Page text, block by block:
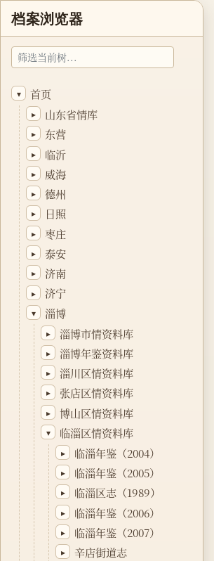
档案浏览器
▾ 首页
▸ 山东省情库
▸ 东营
▸ 临沂
▸ 威海
▸ 德州
▸ 日照
▸ 枣庄
▸ 泰安
▸ 济南
▸ 济宁
▾ 淄博
▸ 淄博市情资料库
▸ 淄博年鉴资料库
▸ 淄川区情资料库
▸ 张店区情资料库
▸ 博山区情资料库
▾ 临淄区情资料库
▸ 临淄年鉴（2004）
▸ 临淄年鉴（2005）
▸ 临淄区志（1989）
▸ 临淄年鉴（2006）
▸ 临淄年鉴（2007）
▸ 辛店街道志